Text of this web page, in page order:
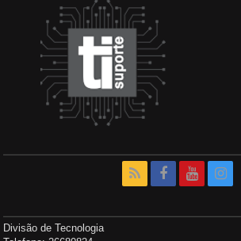
Divisão de Tecnologia